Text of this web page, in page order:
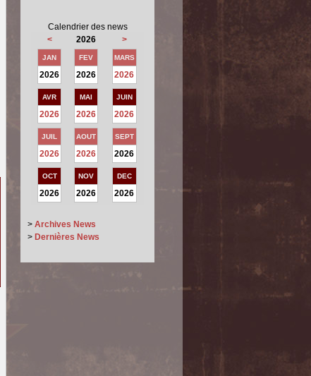
Calendrier des news
<
2026 >
JAN
2026
FEV
2026
MARS
2026
AVR
2026
MAI
2026
JUIN
2026
JUIL
2026
AOUT
2026
SEPT
2026
OCT
2026
NOV
2026
DEC
2026
> Archives News
> Dernières News